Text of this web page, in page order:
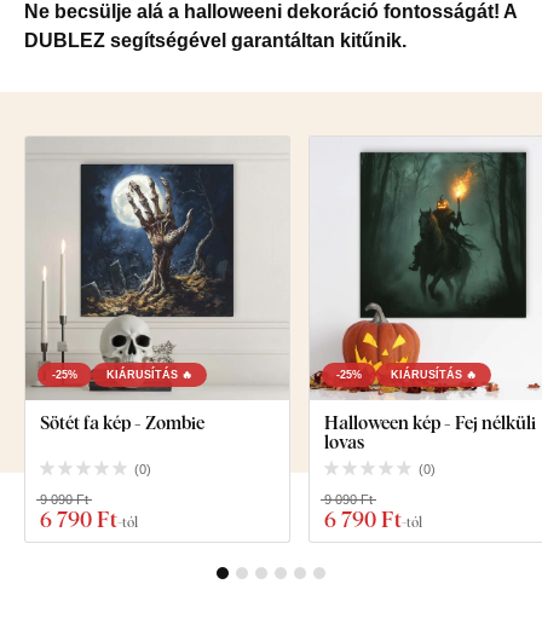
Ne becsülje alá a halloweeni dekoráció fontosságát! A
DUBLEZ segítségével garantáltan kitűnik.
-25% KIÁRUSÍTÁS 🔥
Sötét fa kép - Zombie
(0)
6 790 Ft-tól
9 090 Ft
-25% KIÁRUSÍTÁS 🔥
Halloween kép - Fej nélküli
lovas
(0)
6 790 Ft-tól
9 090 Ft